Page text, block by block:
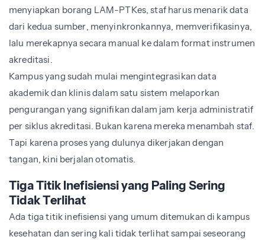
menyiapkan borang LAM-PTKes, staf harus menarik data
dari kedua sumber, menyinkronkannya, memverifikasinya,
lalu merekapnya secara manual ke dalam format instrumen
akreditasi.
Kampus yang sudah mulai mengintegrasikan data
akademik dan klinis dalam satu sistem melaporkan
pengurangan yang signifikan dalam jam kerja administratif
per siklus akreditasi. Bukan karena mereka menambah staf.
Tapi karena proses yang dulunya dikerjakan dengan
tangan, kini berjalan otomatis.
Tiga Titik Inefisiensi yang Paling Sering
Tidak Terlihat
Ada tiga titik inefisiensi yang umum ditemukan di kampus
kesehatan dan sering kali tidak terlihat sampai seseorang